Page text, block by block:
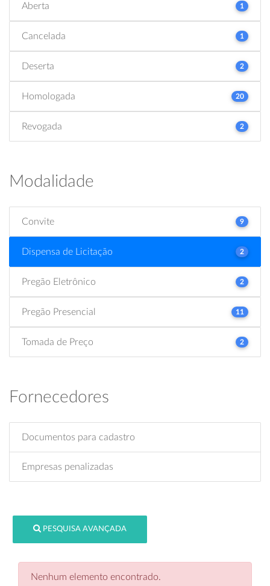
Aberta 1
Cancelada 1
Deserta 2
Homologada 20
Revogada 2
Modalidade
Convite 9
Dispensa de Licitação 2
Pregão Eletrônico 2
Pregão Presencial 11
Tomada de Preço 2
Fornecedores
Documentos para cadastro
Empresas penalizadas
PESQUISA AVANÇADA
Nenhum elemento encontrado.